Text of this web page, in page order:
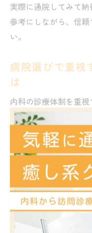
実際に通院してみて
参考にしながら、信
い。
病院選びで重視
は
内科の診療体制を重
生活背景に柔軟に対
不要で急な受診が可
無、各種検査設備の
さらに、内科専門医
い疾患への対応力、
ントです。高齢者や持
診療の実績がある病